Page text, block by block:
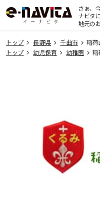
さぁ、
ナビタ
地元の
トップ 長野県 千曲市
稲荷
トップ
幼児保育 幼稚園 稲